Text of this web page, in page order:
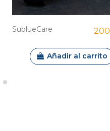
SublueCare
Añadir al carrito